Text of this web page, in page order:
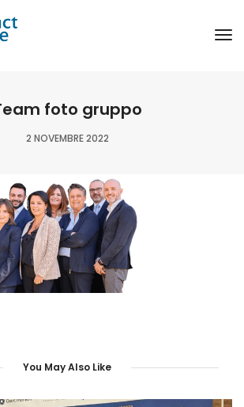
foto gruppo
2 NOVEMBRE 2022
You May Also Like